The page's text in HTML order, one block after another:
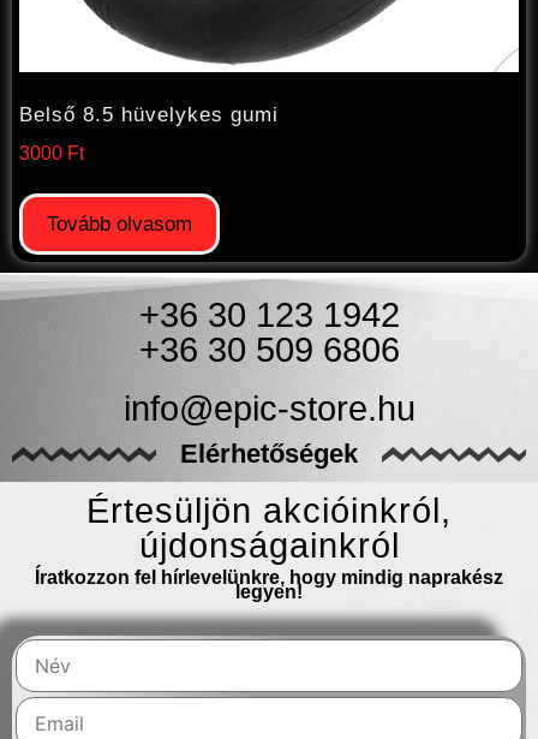
Belső 8.5 hüvelykes gumi
3000 Ft
Tovább olvasom
+36 30 123 1942
+36 30 509 6806
info@epic-store.hu
Elérhetőségek
Értesüljön akcióinkról,
újdonságainkról
Íratkozzon fel hírlevelünkre, hogy mindig naprakész
legyen!